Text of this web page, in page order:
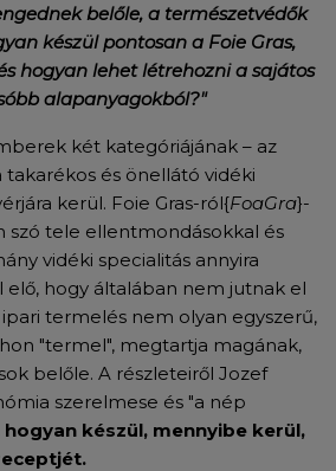
belőle, a természetvédők
készül pontosan a Foie Gras,
hogyan lehet létrehozni a sajátos
alapanyagokból?"
két kategóriájának – az
takarékos és önellátó vidéki
kerül. Foie Gras-ról{FoaGra}-
szó tele ellentmondásokkal és
vidéki specialitás annyira
hogy általában nem jutnak el
termelés nem olyan egyszerű,
"termel", megtartja magának,
belőle. A részleteiről Jozef
szerelmese és "a nép
készül, mennyibe kerül,